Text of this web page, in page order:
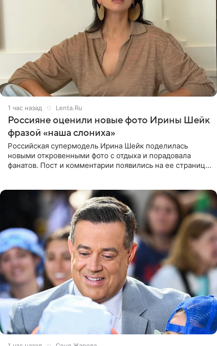
1 час назад Lenta.Ru
Россияне оценили новые фото Ирины Шейк
фразой «наша слониха»
Российская супермодель Ирина Шейк поделилась
новыми откровенными фото с отдыха и порадовала
фанатов. Пост и комментарии появились на ее странице